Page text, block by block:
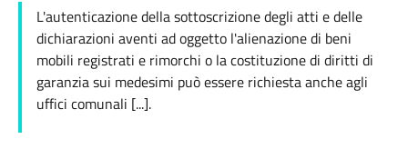
L'autenticazione della sottoscrizione degli atti e delle
dichiarazioni aventi ad oggetto l'alienazione di beni
mobili registrati e rimorchi o la costituzione di diritti di
garanzia sui medesimi può essere richiesta anche agli
uffici comunali [...].